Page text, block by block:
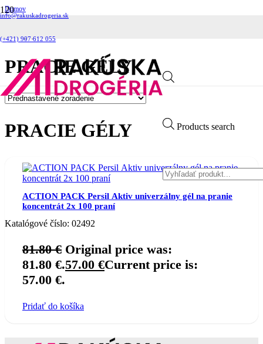
info@rakuskadrogeria.sk
(+421) 907 612 055
Products search
Domov
Značky
Pracie gély
PRACIE GÉLY
PRACIE GÉLY
ACTION PACK Persil Aktiv univerzálny gél na pranie
koncentrát 2x 100 praní
Katalógové číslo: 02492
81.80€ Original price was:
81.80 €.57.00 €Current price is:
57.00 €.
Pridať do košíka